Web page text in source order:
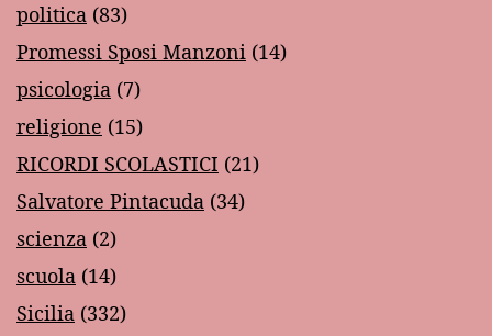
politica (83)
Promessi Sposi Manzoni (14)
psicologia (7)
religione (15)
RICORDI SCOLASTICI (21)
Salvatore Pintacuda (34)
scienza (2)
scuola (14)
Sicilia (332)